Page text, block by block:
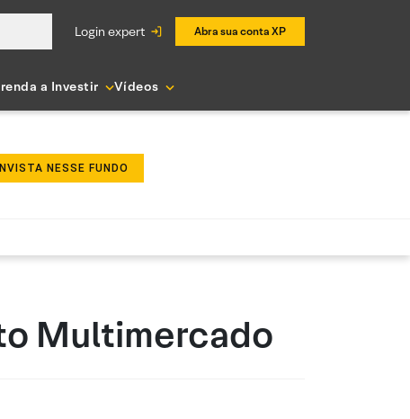
login expert Abra sua conta XP
a Investir Vídeos
INVISTA NESSE FUNDO
Multimercado